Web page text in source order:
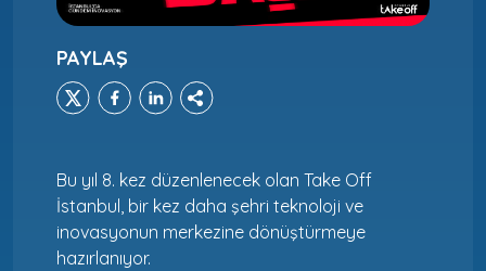
PAYLAŞ
Bu yıl 8. kez düzenlenecek olan Take Off
İstanbul, bir kez daha şehri teknoloji ve
inovasyonun merkezine dönüştürmeye
hazırlanıyor.